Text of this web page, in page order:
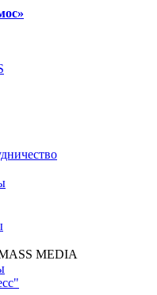
MEDIA